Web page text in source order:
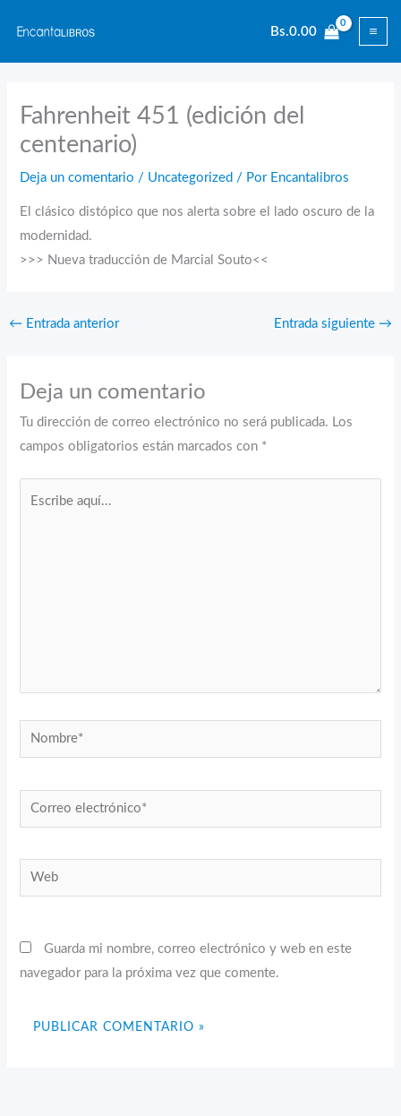
contenido
Bs.0.00
Fahrenheit 451 (edición del
centenario)
Deja un comentario / Uncategorized / Por Encantalibros
El clásico distópico que nos alerta sobre el lado oscuro de la
modernidad.
>>> Nueva traducción de Marcial Souto<<
← Entrada anterior Entrada siguiente →
Deja un comentario
Tu dirección de correo electrónico no será publicada. Los
campos obligatorios están marcados con *
Nombre*
Correo
electrónico*
Web
Guarda mi nombre, correo electrónico y web en este
navegador para la próxima vez que comente.